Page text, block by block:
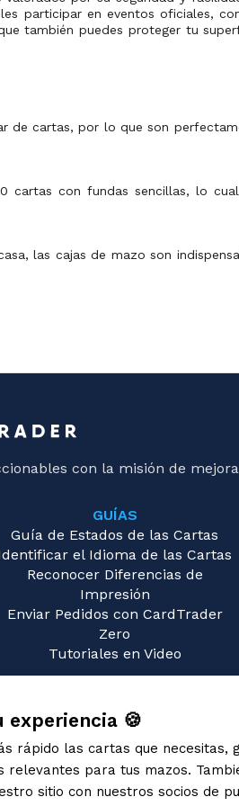
participar en eventos oficiales,
también puedes proteger tu
de cartas, por lo que son
cartas con fundas sencillas, lo
las cajas de mazo son
con la misión de
GUÍAS
Guía de Estados de las Cartas
el Idioma de las Cartas
Reconocer Diferencias de
Impresión
Enviar Pedidos con CardTrader
Zero
Tutoriales en Video
🍪
rápido las cartas que necesitas,
para tus mazos.
sitio con nuestros socios de